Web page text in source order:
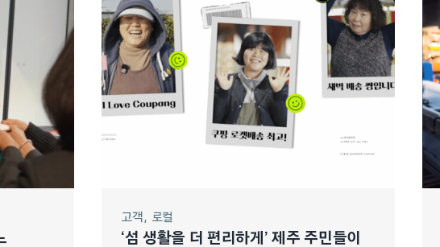
고객 로컬
‘섬 생활을 더 편리하게’ 제주 주민들이